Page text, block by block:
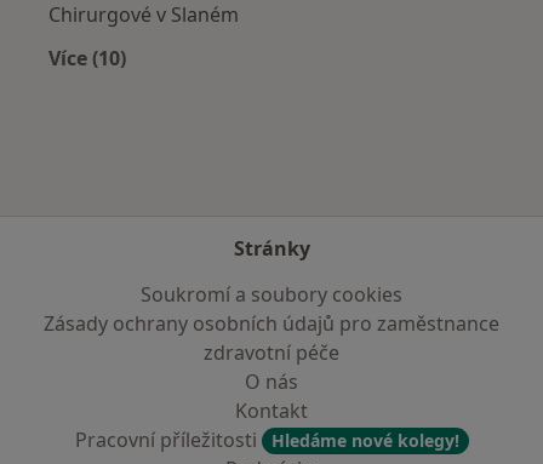
Chirurgové v Slaném
Více (10)
Stránky
Soukromí a soubory cookies
Zásady ochrany osobních údajů pro zaměstnance
zdravotní péče
O nás
Kontakt
Pracovní příležitosti
Hledáme nové kolegy!